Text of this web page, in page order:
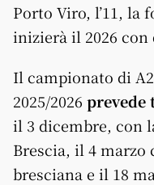
Porto Viro, l’11, la
inizierà il 2026 con
Il campionato di
2025/2026
il 3 dicembre, con
Brescia, il 4
bresciana e il 18